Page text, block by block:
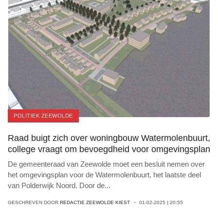
POLITIEK ZEEWOLDE
Raad buigt zich over woningbouw Watermolenbuurt,
college vraagt om bevoegdheid voor omgevingsplan
De gemeenteraad van Zeewolde moet een besluit nemen over
het omgevingsplan voor de Watermolenbuurt, het laatste deel
van Polderwijk Noord. Door de...
GESCHREVEN DOOR REDACTIE ZEEWOLDE KIEST 01-02-2025 | 20:55